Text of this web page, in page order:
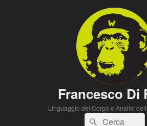
Francesco Di
Linguaggio del Corpo e Analisi
Cerca:Cerca